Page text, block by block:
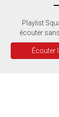
Playlist
écouter
Écouter